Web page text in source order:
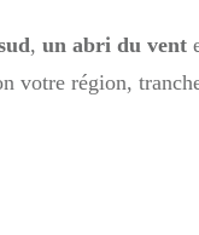
, un abri du vent
votre région,